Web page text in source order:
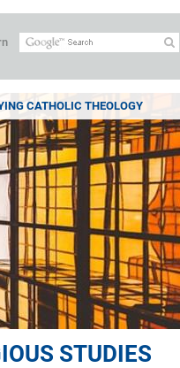
CATHOLIC THEOLOGY
STUDIES